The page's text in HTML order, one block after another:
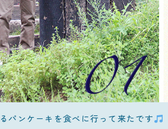
パンケーキを食べに行って来たです